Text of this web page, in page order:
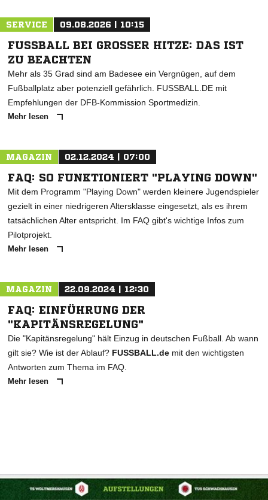
SERVICE 09.08.2026 | 10:15
FUSSBALL BEI GROSSER HITZE: DAS IST ZU
BEACHTEN
Mehr als 35 Grad sind am Badesee ein Vergnügen, auf dem
Fußballplatz aber potenziell gefährlich. FUSSBALL.DE mit
Empfehlungen der DFB-Kommission Sportmedizin.
Mehr lesen
MAGAZIN 02.12.2024 | 07:00
FAQ: SO FUNKTIONIERT "PLAYING DOWN"
Mit dem Programm "Playing Down" werden kleinere Jugendspieler
gezielt in einer niedrigeren Altersklasse eingesetzt, als es ihrem
tatsächlichen Alter entspricht. Im FAQ gibt's wichtige Infos zum
Pilotprojekt.
Mehr lesen
MAGAZIN 22.09.2024 | 12:30
FAQ: EINFÜHRUNG DER
"KAPITÄNSREGELUNG"
Die "Kapitänsregelung" hält Einzug in deutschen Fußball. Ab wann
gilt sie? Wie ist der Ablauf? FUSSBALL.de mit den wichtigsten
Antworten zum Thema im FAQ.
Mehr lesen